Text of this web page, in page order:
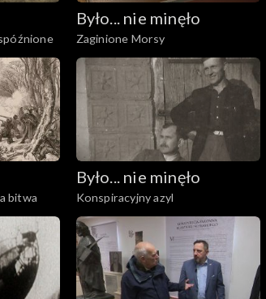
Było... nie minęło
Zaginione Morsy
bitwa
Było... nie minęło
Konspiracyjny azyl